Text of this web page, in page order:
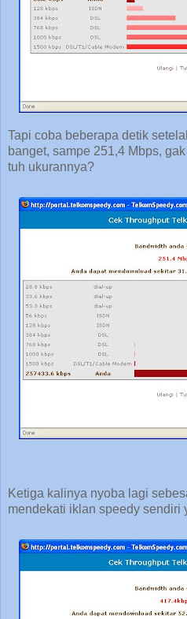
Tapi coba beberapa detik
banget, sampe 251,4 Mbps,
tuh ukurannya?
Ketiga kalinya nyoba lagi
mendekati iklan speedy sendiri